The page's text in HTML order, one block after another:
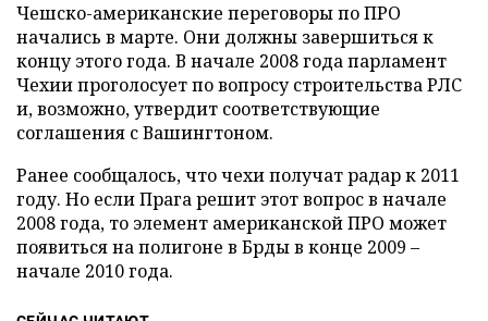
Чешско-американские переговоры по ПРО
начались в марте. Они должны завершиться к
концу этого года. В начале 2008 года парламент
Чехии проголосует по вопросу строительства РЛС
и, возможно, утвердит соответствующие
соглашения с Вашингтоном.
Ранее сообщалось, что чехи получат радар к 2011
году. Но если Прага решит этот вопрос в начале
2008 года, то элемент американской ПРО может
появиться на полигоне в Брды в конце 2009 –
начале 2010 года.